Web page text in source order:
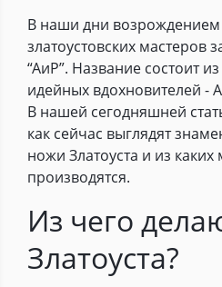
В наши дни возрождением
златоустовских мастеров
“АиР”. Название состоит
идейных вдохновителей -
В нашей сегодняшней
как сейчас выглядят
ножи Златоуста и из
производятся.
Из чего
Златоуста?